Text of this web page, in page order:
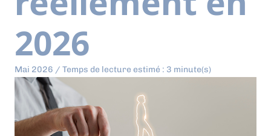
2026
Mai 2026 / Temps de lecture estimé : 3 minute(s)